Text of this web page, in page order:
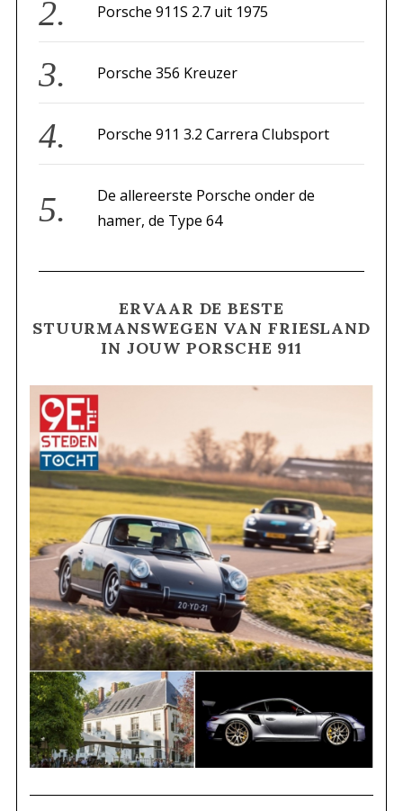
:
Porsche 911S 2.7 uit 1975
Porsche 356 Kreuzer
Porsche 911 3.2 Carrera Clubsport
De allereerste Porsche onder de
hamer, de Type 64
ERVAAR DE BESTE
STUURMANSWEGEN VAN FRIESLAND
IN JOUW PORSCHE 911